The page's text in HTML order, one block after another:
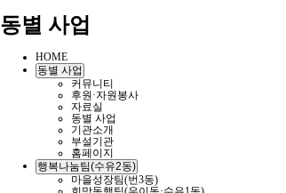
동별 사업
HOME
동별 사업
커뮤니티
후원·자원봉사
자료실
동별 사업
기관소개
부설기관
홈페이지
행복나눔팀(수유2동)
마을성장팀(번3동)